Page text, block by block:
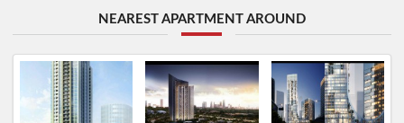
NEAREST APARTMENT AROUND